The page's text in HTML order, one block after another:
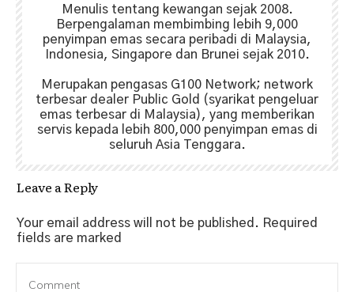
Menulis tentang kewangan sejak 2008.
Berpengalaman membimbing lebih 9,000
penyimpan emas secara peribadi di Malaysia,
Indonesia, Singapore dan Brunei sejak 2010.
Merupakan pengasas G100 Network; network
terbesar dealer Public Gold (syarikat pengeluar
emas terbesar di Malaysia), yang memberikan
servis kepada lebih 800,000 penyimpan emas di
seluruh Asia Tenggara.
Leave a Reply
Your email address will not be published. Required
fields are marked